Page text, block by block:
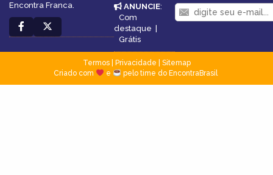
Encontra Franca.
ANUNCIE:
Com
destaque
Grátis
Termos| Privacidade
Sitemap
Criado com
e pelo time do EncontraBrasil